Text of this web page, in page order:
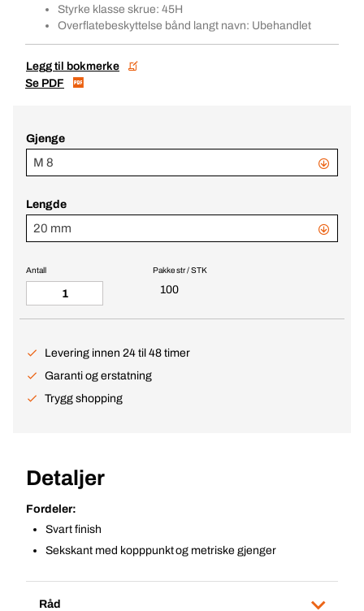
Styrke klasse skrue: 45H
Overflatebeskyttelse bånd langt navn: Ubehandlet
Legg til bokmerke
Se PDF
Gjenge
M 8
Lengde
20 mm
Pakke str / STK
100
Antall
Levering innen 24 til 48 timer
Garanti og erstatning
Trygg shopping
Detaljer
Fordeler:
Svart finish
Sekskant med kopppunkt og metriske gjenger
Råd